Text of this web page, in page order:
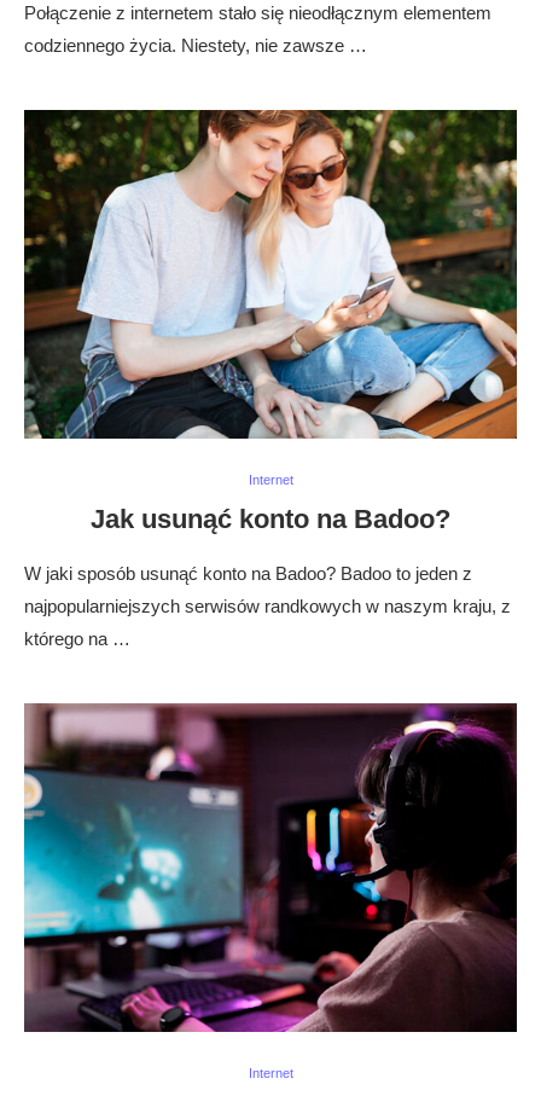
Połączenie z internetem stało się nieodłącznym elementem
codziennego życia. Niestety, nie zawsze …
Internet
Jak usunąć konto na Badoo?
W jaki sposób usunąć konto na Badoo? Badoo to jeden z
najpopularniejszych serwisów randkowych w naszym kraju, z
którego na …
Internet